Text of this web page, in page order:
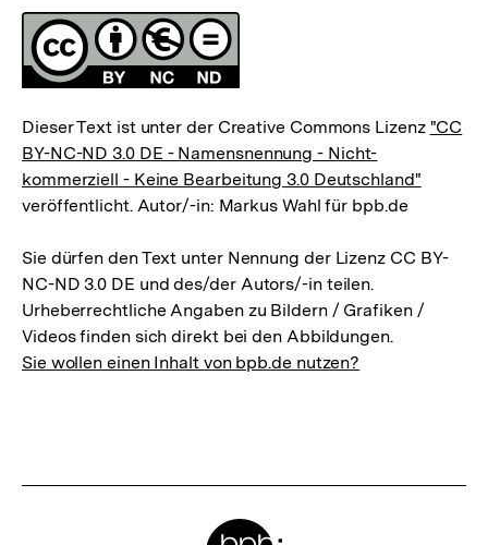
Fussnoten
Lizenz
Dieser Text ist unter der Creative Commons Lizenz "CC
BY-NC-ND 3.0 DE - Namensnennung - Nicht-
kommerziell - Keine Bearbeitung 3.0 Deutschland"
veröffentlicht. Autor/-in: Markus Wahl für bpb.de
Sie dürfen den Text unter Nennung der Lizenz CC BY-
NC-ND 3.0 DE und des/der Autors/-in teilen.
Urheberrechtliche Angaben zu Bildern / Grafiken /
Videos finden sich direkt bei den Abbildungen.
Sie wollen einen Inhalt von bpb.de nutzen?